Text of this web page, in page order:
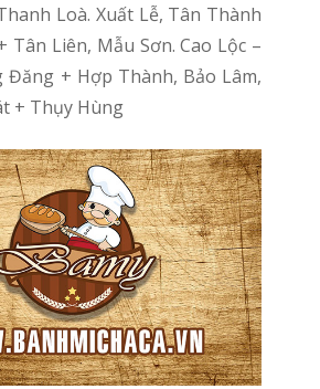
Loà. Xuất Lễ, Tân Thành
Tân Liên, Mẫu Sơn. Cao Lộc –
Đăng + Hợp Thành, Bảo Lâm,
+ Thụy Hùng